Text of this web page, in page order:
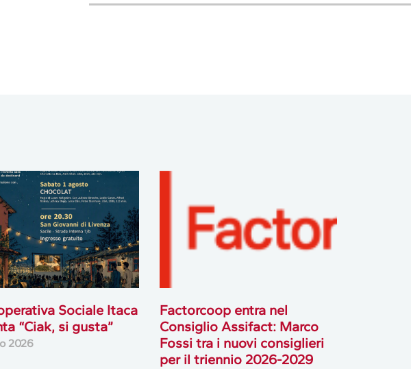
Sociale Itaca
“Ciak, si gusta”
2026
Factorcoop entra nel
Consiglio Assifact: Marco
Fossi tra i nuovi consiglieri
per il triennio 2026-2029